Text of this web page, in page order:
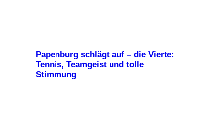
Papenburg schlägt auf – die Vierte:
Tennis, Teamgeist und tolle
Stimmung